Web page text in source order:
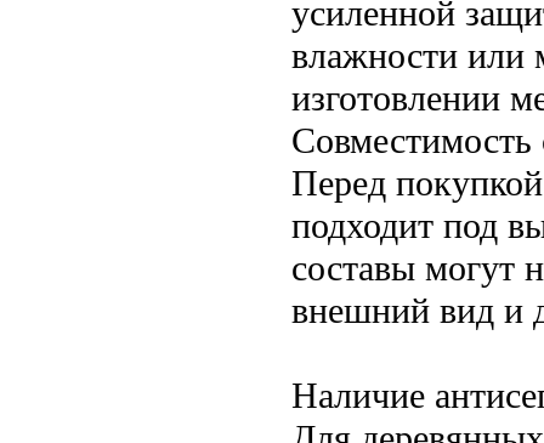
усиленной
влажности или
изготовлении
Перед
подходит под
составы могут
внешний вид и
Наличие